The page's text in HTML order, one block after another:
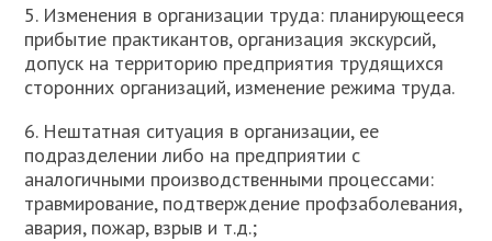
5. Изменения в организации труда: планирующееся
прибытие практикантов, организация экскурсий,
допуск на территорию предприятия трудящихся
сторонних организаций, изменение режима труда.
6. Нештатная ситуация в организации, ее
подразделении либо на предприятии с
аналогичными производственными процессами:
травмирование, подтверждение профзаболевания,
авария, пожар, взрыв и т.д.;